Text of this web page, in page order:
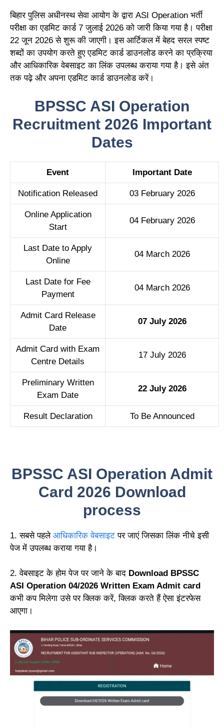
बिहार पुलिस अधीनस्थ सेवा आयोग के द्वारा ASI Operation भर्ती
परीक्षा का एडमिट कार्ड 7 जुलाई 2026 को जारी किया गया है। परीक्षा
22 जून 2026 से शुरू की जाएगी। इस आर्टिकल में बेहद सरल स्पष्ट
शब्दों का उपयोग करते हुए एडमिट कार्ड डाउनलोड करने का प्रक्रिया
और आधिकारिक वेबसाइट का लिंक उपलब्ध कराया गया है। इसे अंत
तक पढ़े और अपना एडमिट कार्ड डाउनलोड करें।
BPSSC ASI Operation
Recruitment 2026 Important
Dates
Event Important Date
Notification Released 03 February 2026
Online Application
Start
04 February 2026
Last Date to Apply
Online
04 March 2026
Last Date for Fee
Payment
04 March 2026
Admit Card Release
Date
07 July 2026
Admit Card with Exam
Centre Details
17 July 2026
Preliminary Written
Exam Date
22 July 2026
Result Declaration To Be Announced
BPSSC ASI Operation Admit
Card 2026 Download
process
1. सबसे पहले आधिकारिक वेबसाइट पर जाएं जिसका लिंक नीचे इसी
पेज में उपलब्ध कराया गया है।
2. वेबसाइट के होम पेज पर जाने के बाद Download BPSSC
ASI Operation 04/2026 Written Exam Admit card
कभी कप मिलेगा उसे पर क्लिक करें, क्लिक करते हैं ऐसा इंटरफेस
आएगा।